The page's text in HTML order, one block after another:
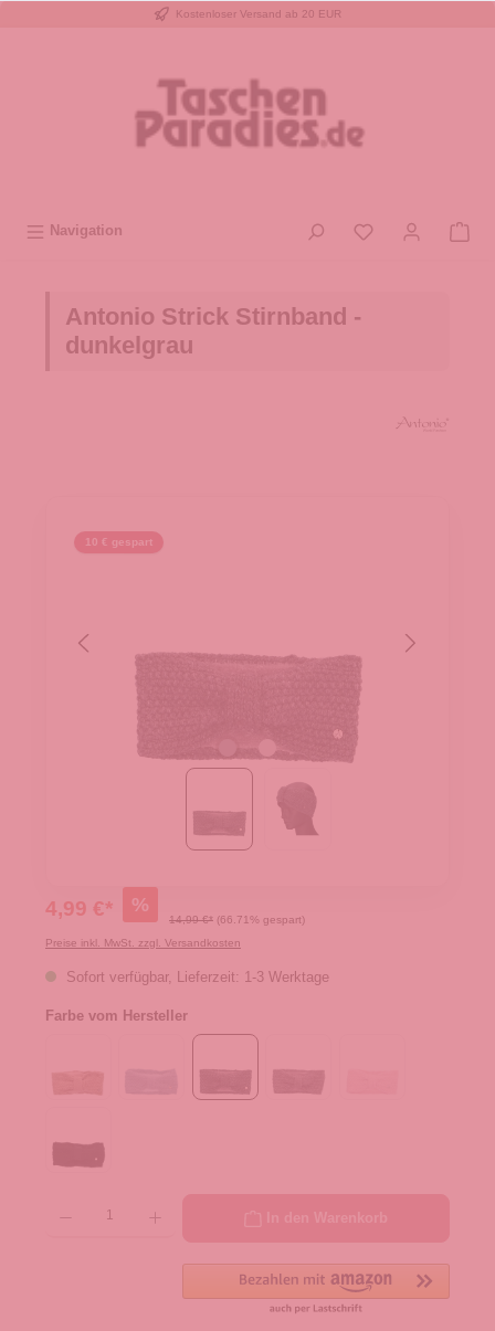
Kostenloser Versand ab 20 EUR
Navigation
Antonio Strick Stirnband -
dunkelgrau
10 € gespart
4,99 €* %
14,99 €* (66.71% gespart)
Preise inkl. MwSt. zzgl. Versandkosten
Sofort verfügbar, Lieferzeit: 1-3 Werktage
Farbe vom Hersteller